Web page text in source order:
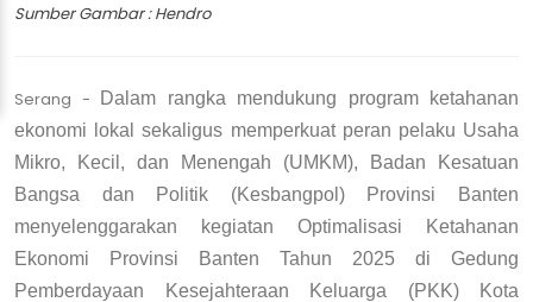
Sumber Gambar : Hendro
Serang -
Dalam rangka mendukung program ketahanan
ekonomi lokal sekaligus memperkuat peran pelaku Usaha
Mikro, Kecil, dan Menengah (UMKM), Badan Kesatuan
Bangsa dan Politik (Kesbangpol) Provinsi Banten
menyelenggarakan kegiatan Optimalisasi Ketahanan
Ekonomi Provinsi Banten Tahun 2025 di Gedung
Pemberdayaan Kesejahteraan Keluarga (PKK) Kota